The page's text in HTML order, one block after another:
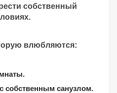
собственный
влюбляются:
собственным санузлом.